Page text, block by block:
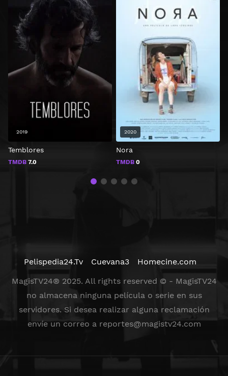
Temblores
TMDB 7.0
2019
Nora
TMDB 0
2020
Pelispedia24.Tv Cuevana3
Homecine.com
MagisTV24® 2025. All rights reserved © - MagisTV24
no almacena ninguna película o serie en sus
servidores. Si desea realizar alguna reclamación
envíe un correo a reportes@magistv24.com